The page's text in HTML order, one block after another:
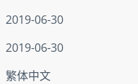
2019-06-30
2019-06-30
繁体中文